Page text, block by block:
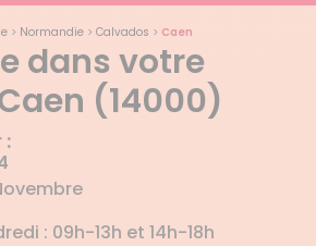
> Normandie > Calvados > Caen
dans votre
(14000)
:
: 09h-13h et 14h-18h